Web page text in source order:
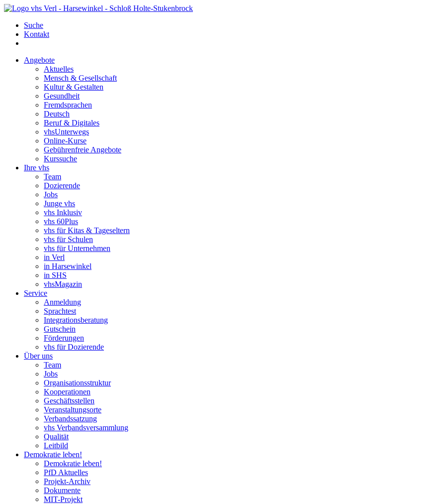
Suche
Kontakt
Angebote
Aktuelles
Mensch & Gesellschaft
Kultur & Gestalten
Gesundheit
Fremdsprachen
Deutsch
Beruf & Digitales
vhsUnterwegs
Online-Kurse
Gebührenfreie Angebote
Kurssuche
Ihre vhs
Team
Dozierende
Jobs
Junge vhs
vhs Inklusiv
vhs 60Plus
vhs für Kitas & Tageseltern
vhs für Schulen
vhs für Unternehmen
in Verl
in Harsewinkel
in SHS
vhsMagazin
Service
Anmeldung
Sprachtest
Integrationsberatung
Gutschein
Förderungen
vhs für Dozierende
Über uns
Team
Jobs
Organisationsstruktur
Kooperationen
Geschäftsstellen
Veranstaltungsorte
Verbandssatzung
vhs Verbandsversammlung
Qualität
Leitbild
Demokratie leben!
Demokratie leben!
PfD Aktuelles
Projekt-Archiv
Dokumente
MIT-Projekt